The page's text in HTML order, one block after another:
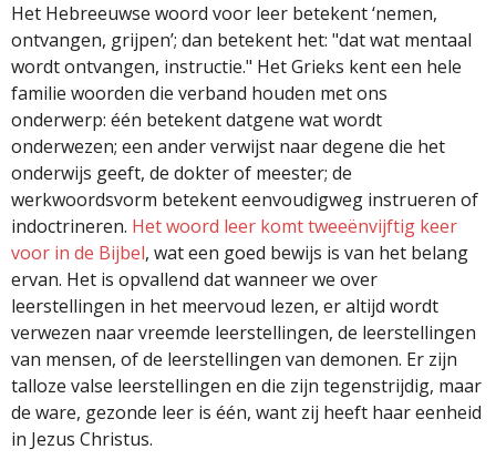
Het Hebreeuwse woord voor leer betekent ‘nemen,
ontvangen, grijpen’; dan betekent het: "dat wat mentaal
wordt ontvangen, instructie." Het Grieks kent een hele
familie woorden die verband houden met ons
onderwerp: één betekent datgene wat wordt
onderwezen; een ander verwijst naar degene die het
onderwijs geeft, de dokter of meester; de
werkwoordsvorm betekent eenvoudigweg instrueren of
indoctrineren. Het woord leer komt tweeënvijftig keer
voor in de Bijbel, wat een goed bewijs is van het belang
ervan. Het is opvallend dat wanneer we over
leerstellingen in het meervoud lezen, er altijd wordt
verwezen naar vreemde leerstellingen, de leerstellingen
van mensen, of de leerstellingen van demonen. Er zijn
talloze valse leerstellingen en die zijn tegenstrijdig, maar
de ware, gezonde leer is één, want zij heeft haar eenheid
in Jezus Christus.